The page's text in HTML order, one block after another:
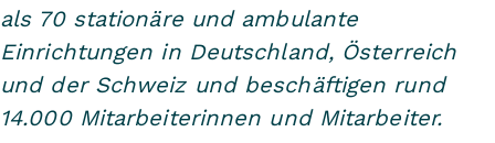
als 70 stationäre und ambulante
Einrichtungen in Deutschland, Österreich
und der Schweiz und beschäftigen rund
14.000 Mitarbeiterinnen und Mitarbeiter.